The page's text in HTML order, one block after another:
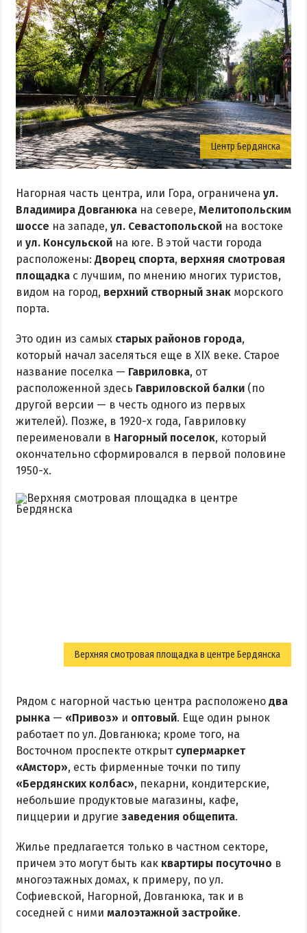
Центр Бердянска
Нагорная часть центра, или Гора, ограничена ул.
Владимира Довганюка на севере, Мелитопольским
шоссе на западе, ул. Севастопольской на востоке
и ул. Консульской на юге. В этой части города
расположены: Дворец спорта, верхняя смотровая
площадка с лучшим, по мнению многих туристов,
видом на город, верхний створный знак морского
порта.
Это один из самых старых районов города,
который начал заселяться еще в XIX веке. Старое
название поселка — Гавриловка, от
расположенной здесь Гавриловской балки (по
другой версии — в честь одного из первых
жителей). Позже, в 1920-х года, Гавриловку
переименовали в Нагорный поселок, который
окончательно сформировался в первой половине
1950-х.
Верхняя смотровая площадка в центре Бердянска
Рядом с нагорной частью центра расположено два
рынка — «Привоз» и оптовый. Еще один рынок
работает по ул. Довганюка; кроме того, на
Восточном проспекте открыт супермаркет
«Амстор», есть фирменные точки по типу
«Бердянских колбас», пекарни, кондитерские,
небольшие продуктовые магазины, кафе,
пиццерии и другие заведения общепита.
Жилье предлагается только в частном секторе,
причем это могут быть как квартиры посуточно в
многоэтажных домах, к примеру, по ул.
Софиевской, Нагорной, Довганюка, так и в
соседней с ними малоэтажной застройке.